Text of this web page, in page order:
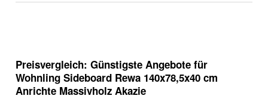
Preisvergleich: Günstigste Angebote für
Wohnling Sideboard Rewa 140x78,5x40 cm
Anrichte Massivholz Akazie